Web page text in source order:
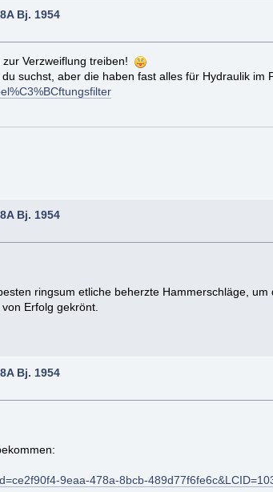
Bj. 1954
zur Verzweiflung treiben!
suchst, aber die haben fast alles für Hydraulik im
Bj. 1954
ringsum etliche beherzte Hammerschläge, um
Erfolg gekrönt.
Bj. 1954
9eaa-478a-8bcb-